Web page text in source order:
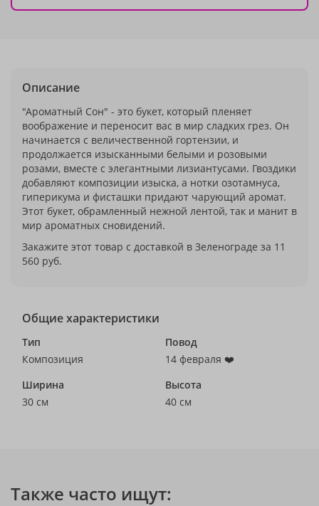
Описание
"Ароматный Сон" - это букет, который пленяет
воображение и переносит вас в мир сладких грез. Он
начинается с величественной гортензии, и
продолжается изысканными белыми и розовыми
розами, вместе с элегантными лизиантусами. Гвоздики
добавляют композиции изыска, а нотки озотамнуса,
гиперикума и фисташки придают чарующий аромат.
Этот букет, обрамленный нежной лентой, так и манит в
мир ароматных сновидений.
Закажите этот товар с доставкой в Зеленограде за 11
560 руб.
Общие характеристики
Тип
Композиция
Повод
14 февраля ❤️
Ширина
30 см
Высота
40 см
Также часто ищут: